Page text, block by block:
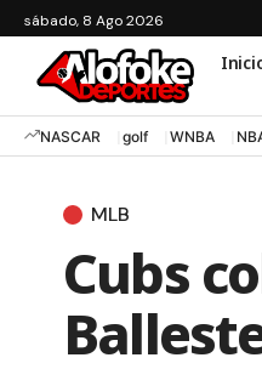
sábado, 8 Ago 2026
NASCAR golf WNBA
MLB
Cubs